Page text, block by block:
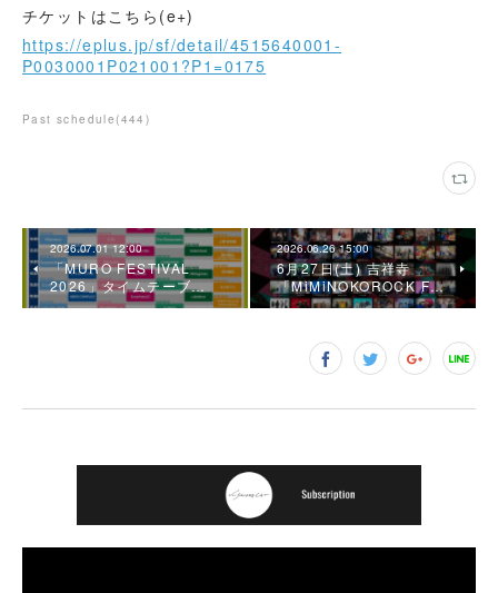
チケットはこちら(e+)
https://eplus.jp/sf/detail/4515640001-
P0030001P021001?P1=0175
Past schedule (444 )
2026.07.01 12:00
「MURO FESTIVAL
2026」タイムテーブ…
2026.06.26 15:00
6月27日(土) 吉祥寺
「MiMiNOKOROCK F…